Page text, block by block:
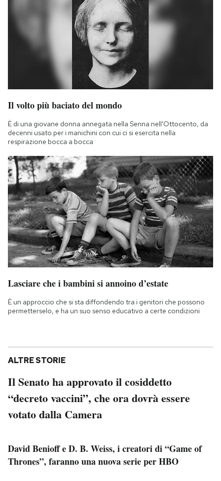
Il volto più baciato del mondo
È di una giovane donna annegata nella Senna nell'Ottocento, da
decenni usato per i manichini con cui ci si esercita nella
respirazione bocca a bocca
Lasciare che i bambini si annoino d’estate
È un approccio che si sta diffondendo tra i genitori che possono
permetterselo, e ha un suo senso educativo a certe condizioni
ALTRE STORIE
Il Senato ha approvato il cosiddetto
“decreto vaccini”, che ora dovrà essere
votato dalla Camera
David Benioff e D. B. Weiss, i creatori di “Game of
Thrones”, faranno una nuova serie per HBO